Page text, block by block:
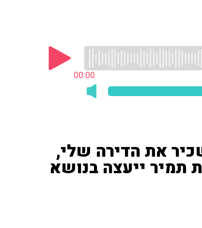
00:00
את הדירה שלי,
תמיר ייעצה בנושא